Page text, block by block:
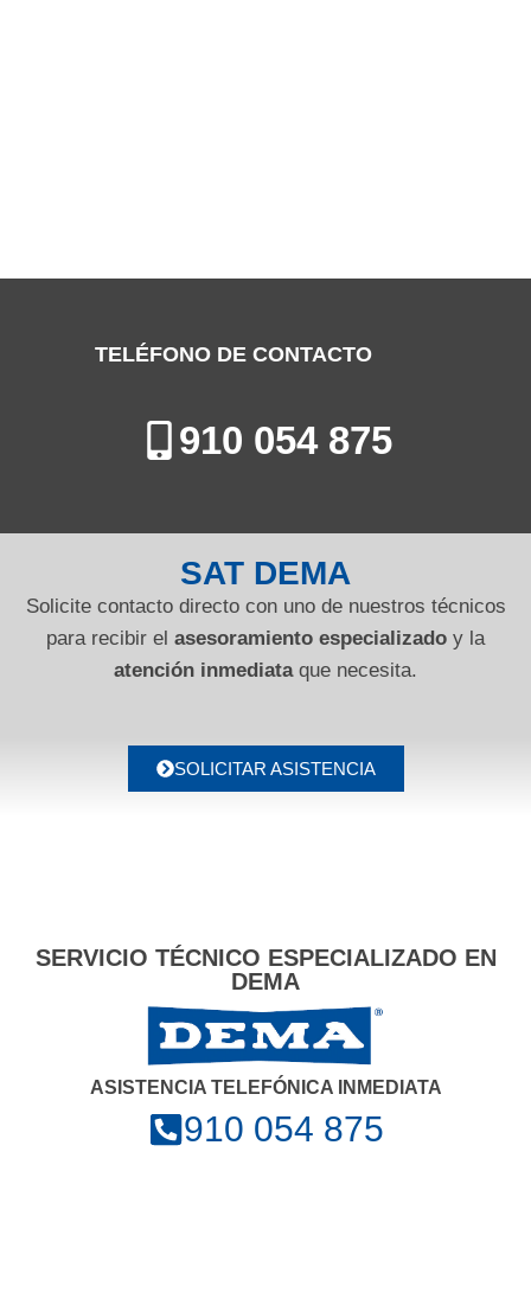
TELÉFONO DE CONTACTO
910 054 875
SAT DEMA
Solicite contacto directo con uno de nuestros técnicos
para recibir el asesoramiento especializado y la
atención inmediataque necesita.
SOLICITAR ASISTENCIA
SERVICIO TÉCNICO ESPECIALIZADO EN
DEMA
ASISTENCIA TELEFÓNICA INMEDIATA
910 054 875